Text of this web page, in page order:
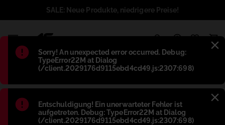
Błąd:
Sorry! An unexpected error occurred. Debug:
TypeError22M at Dialog
(/client.2029176d9115ebd4cd49.js:2307:698)
Błąd:
Entschuldigung! Ein unerwarteter Fehler ist
aufgetreten. Debug: TypeError22M at Dialog
(/client.2029176d9115ebd4cd49.js:2307:698)
SALE: Neue Produkte, niedrigere Preise!